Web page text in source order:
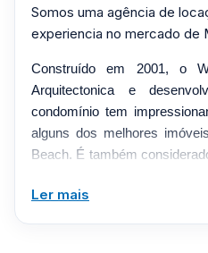
Somos uma agência de
experiencia no mercado de
Construído em 2001, o
Arquitectonica e
condomínio tem
alguns dos melhores
Beach. É também
comodidades de alta classe
Ler mais